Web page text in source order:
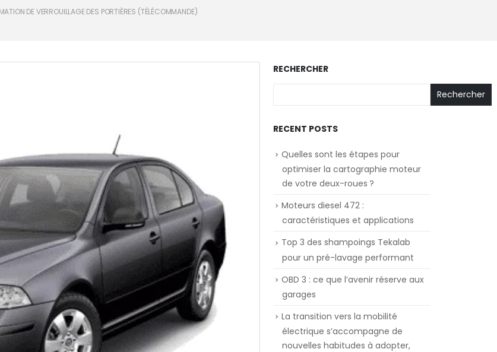
DE VERROUILLAGE DES PORTIÈRES (TÉLÉCOMMANDE)
RECHERCHER
Rechercher
RECENT POSTS
Quelles sont les étapes pour
optimiser la cartographie moteur
de votre deux-roues ?
Moteurs diesel 472 :
caractéristiques et applications
Top 3 des shampoings Tekalab
pour un pré-lavage performant
OBD 3 : ce que l’avenir réserve aux
garages
La transition vers la mobilité
électrique s’accompagne de
nouvelles habitudes à adopter,